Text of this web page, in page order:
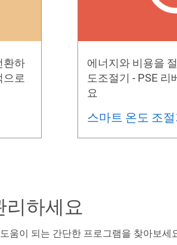
환하
으로
에너지와 비용을
도조절기 - PSE 리
요
스마트 온도 조절
리하세요
움이 되는 간단한 프로그램을 찾아보세